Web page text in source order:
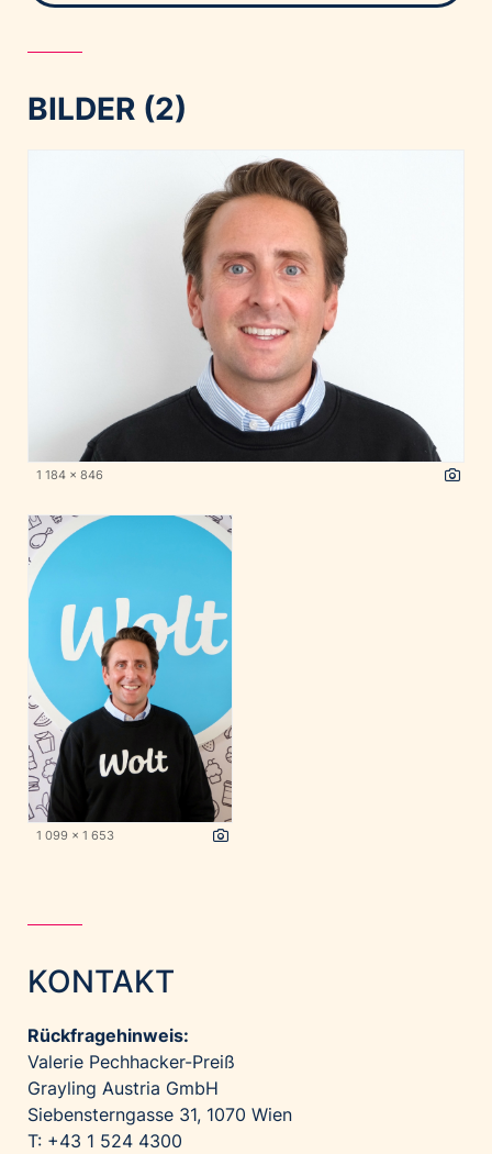
BILDER (2)
1 184 x 846
1 099 x 1 653
KONTAKT
Rückfragehinweis:
Valerie Pechhacker-Preiß
Grayling Austria GmbH
Siebensterngasse 31, 1070 Wien
T: +43 1 524 4300